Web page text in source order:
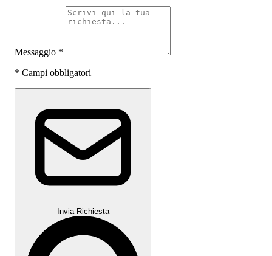
Messaggio *
* Campi obbligatori
Invia Richiesta